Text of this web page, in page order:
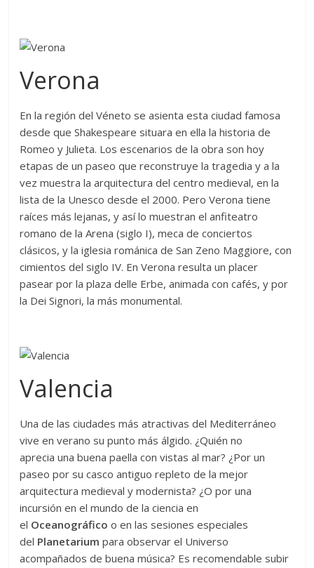
Verona
En la región del Véneto se asienta esta ciudad famosa
desde que Shakespeare situara en ella la historia de
Romeo y Julieta. Los escenarios de la obra son hoy
etapas de un paseo que reconstruye la tragedia y a la
vez muestra la arquitectura del centro medieval, en la
lista de la Unesco desde el 2000. Pero Verona tiene
raíces más lejanas, y así lo muestran el anfiteatro
romano de la Arena (siglo I), meca de conciertos
clásicos, y la iglesia románica de San Zeno Maggiore, con
cimientos del siglo IV. En Verona resulta un placer
pasear por la plaza delle Erbe, animada con cafés, y por
la Dei Signori, la más monumental.
Valencia
Una de las ciudades más atractivas del Mediterráneo
vive en verano su punto más álgido. ¿Quién no
aprecia una buena paella con vistas al mar? ¿Por un
paseo por su casco antiguo repleto de la mejor
arquitectura medieval y modernista? ¿O por una
incursión en el mundo de la ciencia en
el Oceanográfico o en las sesiones especiales
del Planetarium para observar el Universo
acompañados de buena música? Es recomendable subir